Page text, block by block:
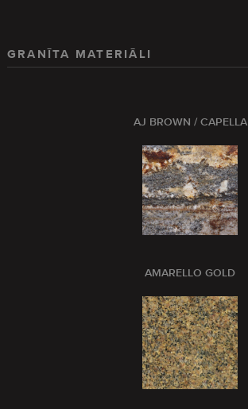
GRANĪTA MATERIĀLI
AJ BROWN / CAPELLA
AMARELLO GOLD